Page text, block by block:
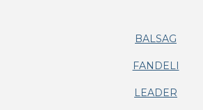
BALSAG
FANDELI
LEADER